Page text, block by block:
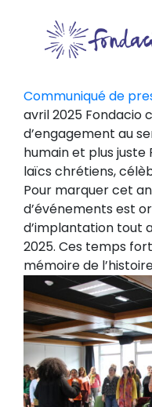
Communiqué de
avril 2025 Fondacio
d’engagement au
humain et plus
laïcs chrétiens,
Pour marquer cet
d’événements est
d’implantation tout
2025. Ces temps
mémoire de